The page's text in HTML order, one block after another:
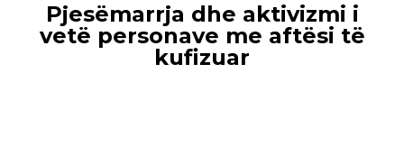
Pjesëmarrja dhe aktivizmi i
vetё personave me aftësi të
kufizuar​